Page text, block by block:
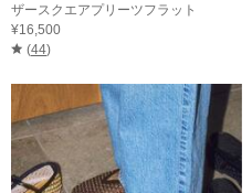
ザースクエアプリーツフラット
¥16,500
(44)